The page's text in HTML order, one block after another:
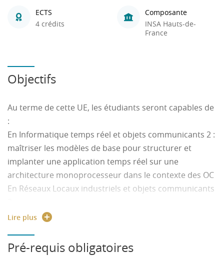
ECTS
4 crédits
Composante
INSA Hauts-de-
France
Objectifs
Au terme de cette UE, les étudiants seront capables de
:
En Informatique temps réel et objets communicants 2 :
maîtriser les modèles de base pour structurer et
implanter une application temps réel sur une
architecture monoprocesseur dans le contexte des OC
En Réseaux Locaux industriels et objets communicants
- Comprendre les concepts des réseaux de
classification des réseaux afin de pouvoir réaliser le
choix d’un réseau en fonction de spécifications
Lire plus
Pré-requis obligatoires